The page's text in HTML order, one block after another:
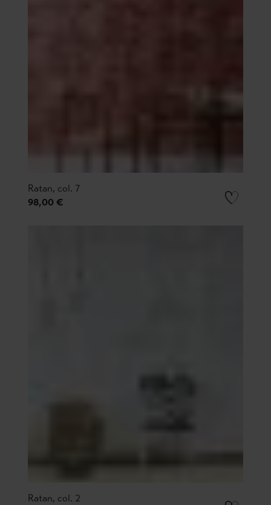
Ratan, col. 7
98,00 €
Ratan, col. 2